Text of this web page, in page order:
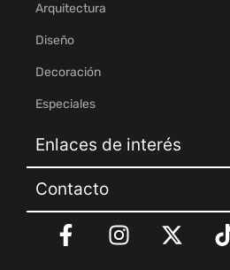
Arquitectura
Diseño
Decoración
Especiales
Enlaces de interés
Contacto